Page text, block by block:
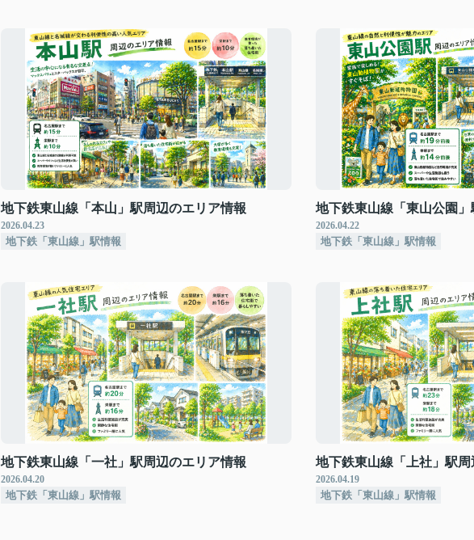
地下鉄東山線「本山」駅周辺のエリア情報
2026.04.23
地下鉄「東山線」駅情報
地下鉄東山線「東山公園
2026.04.22
地下鉄「東山線」駅情報
地下鉄東山線「一社」駅周辺のエリア情報
2026.04.20
地下鉄「東山線」駅情報
地下鉄東山線「上社」駅
2026.04.19
地下鉄「東山線」駅情報